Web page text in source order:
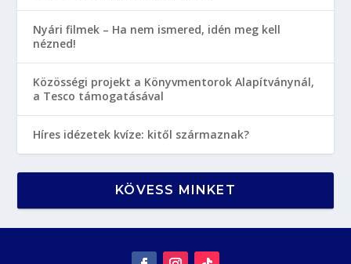
Nyári filmek – Ha nem ismered, idén meg kell
nézned!
Közösségi projekt a Könyvmentorok Alapítványnál,
a Tesco támogatásával
Híres idézetek kvíze: kitől származnak?
KÖVESS MINKET